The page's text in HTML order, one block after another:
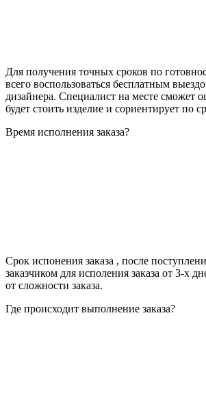
Для получения точных сроков по
всего воспользоваться бесплатным
дизайнера. Специалист на месте сможет
будет стоить изделие и сориентирует по
Время исполнения заказа?
Срок испонения заказа , после
заказчиком для исполения заказа от 3-х
от сложности заказа.
Где происходит выполнение заказа?